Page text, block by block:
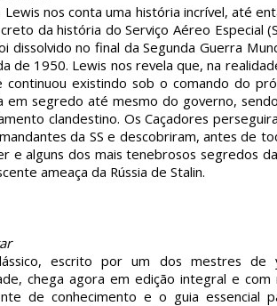
Lewis nos conta uma história incrível, até
da história do Serviço Aéreo Especial
dissolvido no final da Segunda Guerra
de 1950. Lewis nos revela que, na
continuou existindo sob o comando do
em segredo até mesmo do governo,
clandestino. Os Caçadores
da SS e descobriram, antes de
e alguns dos mais tenebrosos segredos
ameaça da Rússia de Stalin.
escrito por um dos mestres de
chega agora em edição integral e
de conhecimento e o guia essencial